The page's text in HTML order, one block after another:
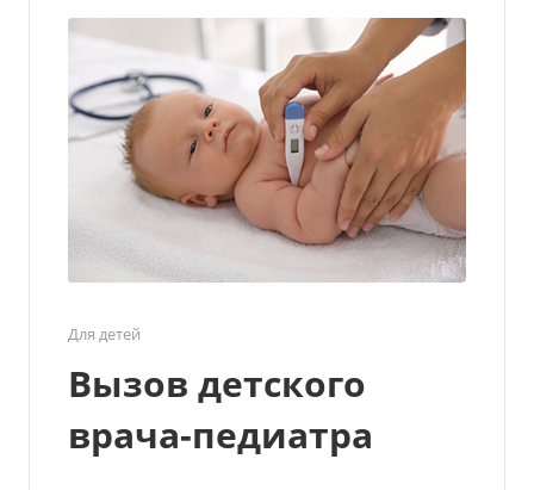
Для детей
Вызов детского
врача-педиатра